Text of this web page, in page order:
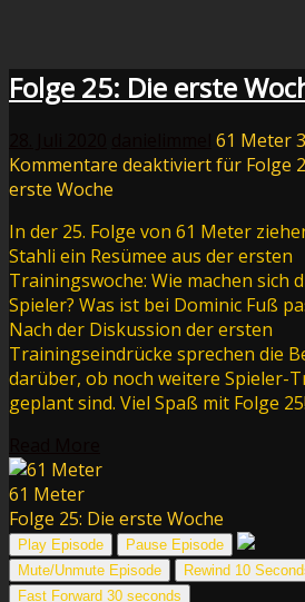
Folge 25: Die erste
61 Meter
Kommentare deaktiviertfür Folge
erste Woche
In der 25. Folge von 61 Meter
Stahli ein Re­sü­mee aus der ersten
Trainingswoche: Wie machen sich
Spieler? Was ist bei Dominic Fuß
Nach der Diskussion der ersten
Trainingseindrücke sprechen die
darüber, ob noch weitere Spieler-
geplant sind. Viel Spaß mit Folge 25!
61 Meter
Folge 25: Die erste Woche
Play Episode
Pause Episode
Mute/Unmute Episode
Rewind 10
Fast Forward 30 seconds